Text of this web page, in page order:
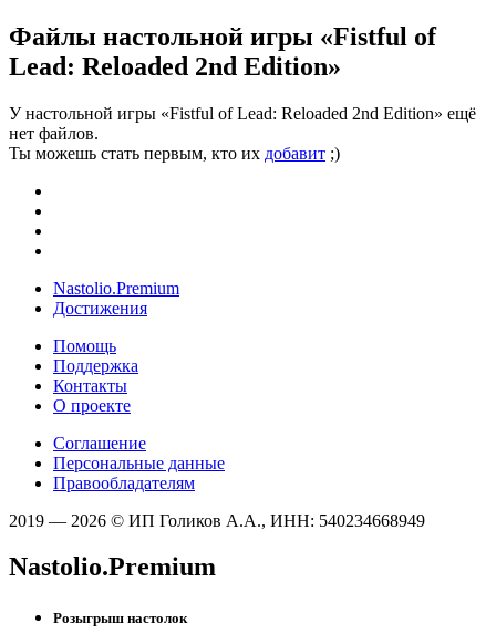
Файлы настольной игры «Fistful of
Lead: Reloaded 2nd Edition»
У настольной игры «Fistful of Lead: Reloaded 2nd Edition» ещё
нет файлов.
Ты можешь стать первым, кто их добавит ;)
Nastolio.Premium
Достижения
Помощь
Поддержка
Контакты
О проекте
Соглашение
Персональные данные
Правообладателям
2019 — 2026 © ИП Голиков А.А., ИНН: 540234668949
Nastolio.Premium
Розыгрыш настолок